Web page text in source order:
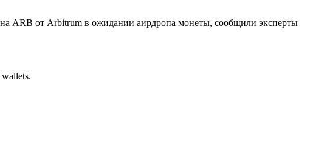
ARB от Arbitrum в ожидании аирдропа монеты, сообщили эксперты